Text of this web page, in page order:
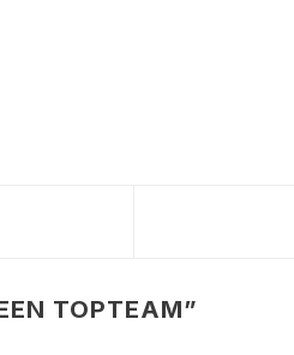
TOPTEAM”